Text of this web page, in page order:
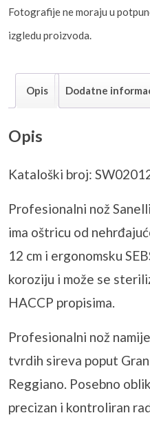
Fotografije ne moraju u
izgledu proizvoda.
Opis Dodatne
Opis
Kataloški broj:
Profesionalni nož Sanelli
ima oštricu od
12 cm i ergonomsku
koroziju i može se
HACCP propisima.
Profesionalni nož
tvrdih sireva poput
Reggiano. Posebno
precizan i kontroliran